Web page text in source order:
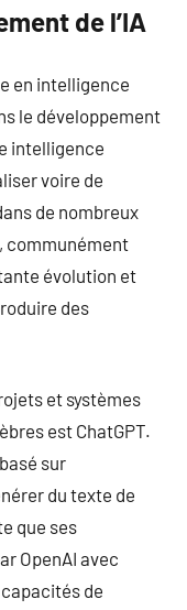
de l’IA
en intelligence
le développement
intelligence
voire de
de nombreux
communément
évolution et
des
et systèmes
est ChatGPT.
sur
du texte de
que ses
OpenAI avec
de